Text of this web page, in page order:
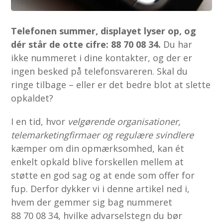
Telefonen summer, displayet lyser op, og
dér står de otte cifre: 88 70 08 34. Du har
ikke nummeret i dine kontakter, og der er
ingen besked på telefonsvareren. Skal du
ringe tilbage – eller er det bedre blot at slette
opkaldet?
I en tid, hvor velgørende organisationer,
telemarketingfirmaer og regulære svindlere
kæmper om din opmærksomhed, kan ét
enkelt opkald blive forskellen mellem at
støtte en god sag og at ende som offer for
fup. Derfor dykker vi i denne artikel ned i,
hvem der gemmer sig bag nummeret
88 70 08 34, hvilke advarselstegn du bør